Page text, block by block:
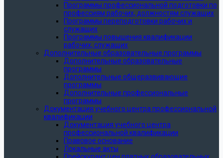
Программы профессиональной подготовки по
профессиям рабочих, должностям служащих
Программы переподготовки рабочих и
служащих
Программы повышения квалификации
рабочих, служащих
Дополнительные образовательные программы
Дополнительные образовательные
программы
Дополнительные общеразвивающие
программы
Дополнительные профессиональные
программы
Документация учебного центра профессиональной
квалификации
Документация учебного центра
профессиональной квалификации
Правовое основание
Локальные акты